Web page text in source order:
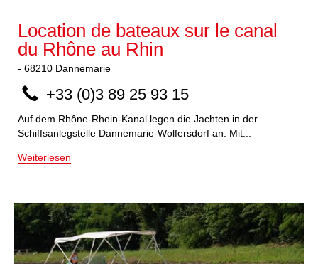
Location de bateaux sur le canal
du Rhône au Rhin
- 68210 Dannemarie
+33 (0)3 89 25 93 15
Auf dem Rhône-Rhein-Kanal legen die Jachten in der
Schiffsanlegstelle Dannemarie-Wolfersdorf an. Mit...
Weiterlesen